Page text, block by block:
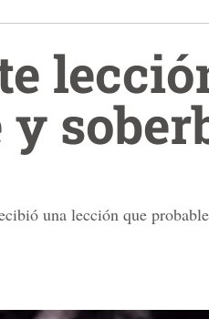
una lección que